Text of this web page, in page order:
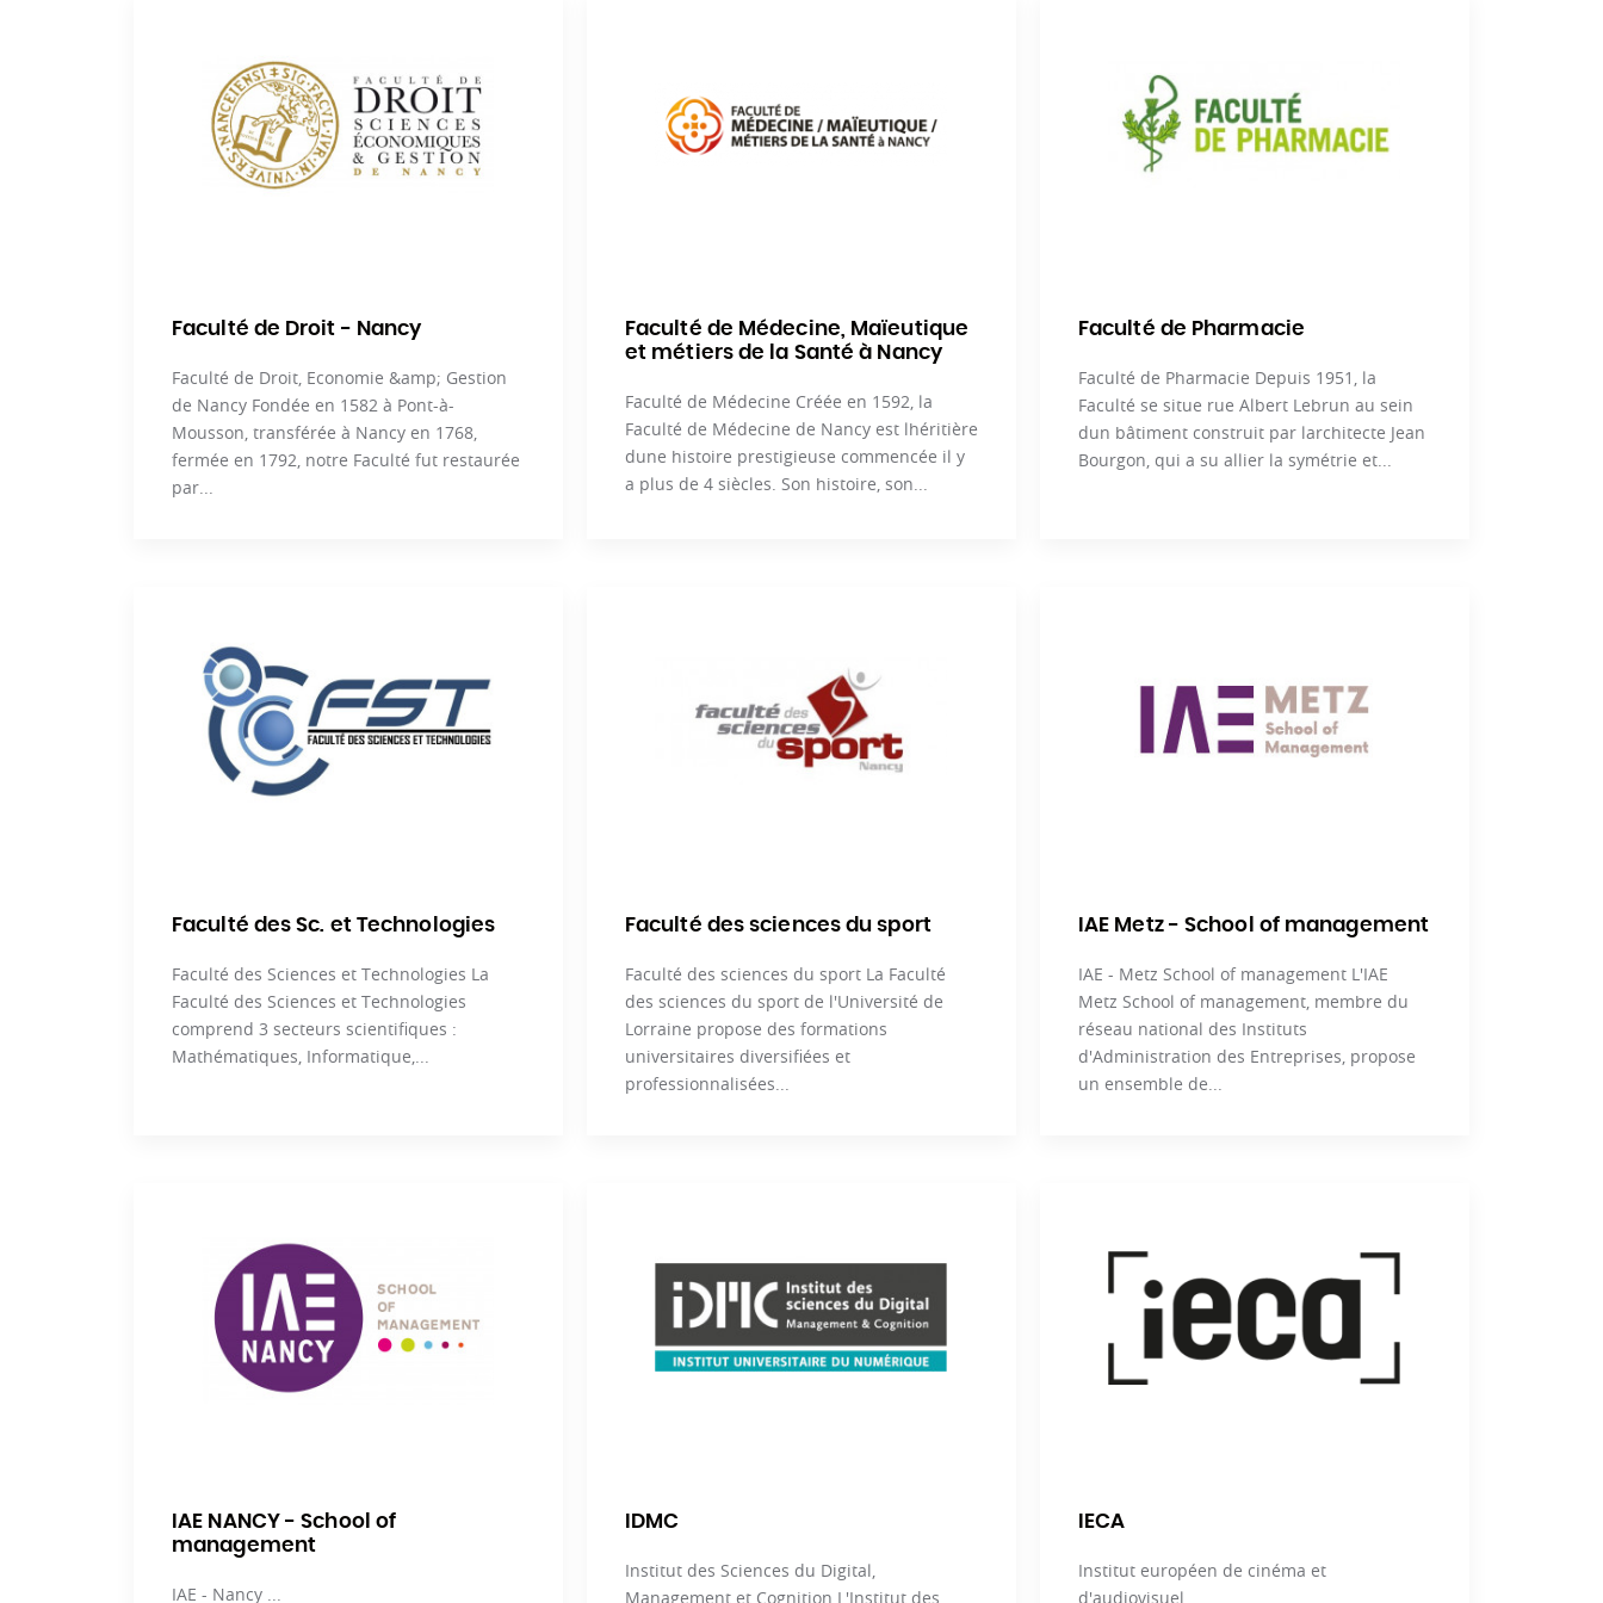
Faculté de Droit - Nancy
Faculté de Droit, Economie &amp; Gestion
de Nancy Fondée en 1582 à Pont-à-
Mousson, transférée à Nancy en 1768,
fermée en 1792, notre Faculté fut restaurée
par...
Faculté de Médecine, Maïeutique
et métiers de la Santé à Nancy
Faculté de Médecine Créée en 1592, la
Faculté de Médecine de Nancy est lhéritière
dune histoire prestigieuse commencée il y
a plus de 4 siècles. Son histoire, son...
Faculté de Pharmacie
Faculté de Pharmacie Depuis 1951, la
Faculté se situe rue Albert Lebrun au sein
dun bâtiment construit par larchitecte Jean
Bourgon, qui a su allier la symétrie et...
Faculté des Sc. et Technologies
Faculté des Sciences et Technologies La
Faculté des Sciences et Technologies
comprend 3 secteurs scientifiques :
Mathématiques, Informatique,...
Faculté des sciences du sport
Faculté des sciences du sport La Faculté
des sciences du sport de l'Université de
Lorraine propose des formations
universitaires diversifiées et
professionnalisées...
IAE Metz - School of management
IAE - Metz School of management L'IAE
Metz School of management, membre du
réseau national des Instituts
d'Administration des Entreprises, propose
un ensemble de...
IAE NANCY - School of
management
IAE - Nancy ...
IDMC
Institut des Sciences du Digital,
Management et Cognition L'Institut des
IECA
Institut européen de cinéma et
d'audiovisuel